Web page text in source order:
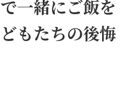
一緒にご飯を
もたちの後悔